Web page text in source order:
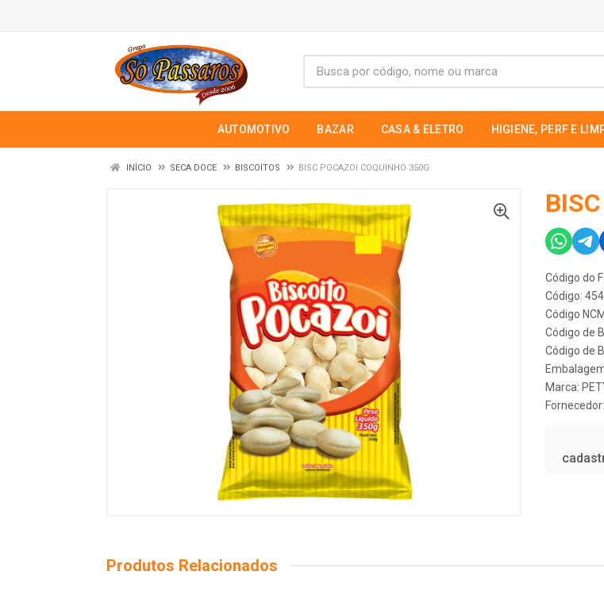
AUTOMOTIVO BAZAR CASA & ELETRO HIGIENE, PERF E
INÍCIO SECA DOCE BISCOITOS BISC POCAZOI COQUINHO 350G
Código do
Código:
Código
Código de
Código de
Marca:
Fornecedor:
Produtos Relacionados